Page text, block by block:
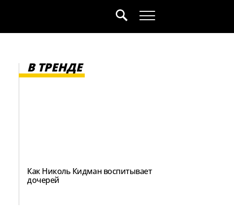
В ТРЕНДЕ
Как Николь Кидман воспитывает
дочерей